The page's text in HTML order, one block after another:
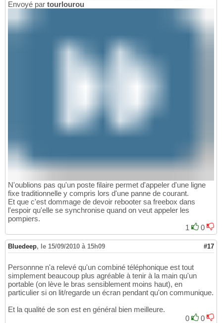
Envoyé par tourlourou
N'oublions pas qu'un poste filaire permet d'appeler d'une ligne
fixe traditionnelle y compris lors d'une panne de courant.
Et que c'est dommage de devoir rebooter sa freebox dans
l'espoir qu'elle se synchronise quand on veut appeler les
pompiers.
1
0
Bluedeep, le 15/09/2010 à 15h09 #17
Personnne n'a relevé qu'un combiné téléphonique est tout
simplement beaucoup plus agréable à tenir à la main qu'un
portable (on lève le bras sensiblement moins haut), en
particulier si on lit/regarde un écran pendant qu'on communique.
Et la qualité de son est en général bien meilleure.
0
0